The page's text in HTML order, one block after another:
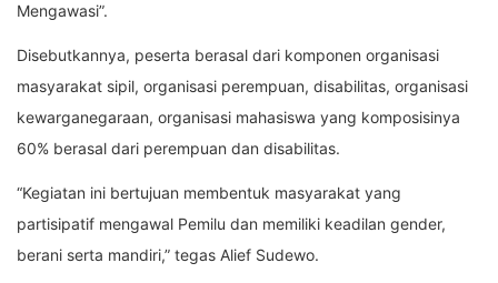
Mengawasi”.
Disebutkannya, peserta berasal dari komponen organisasi
masyarakat sipil, organisasi perempuan, disabilitas, organisasi
kewarganegaraan, organisasi mahasiswa yang komposisinya
60% berasal dari perempuan dan disabilitas.
“Kegiatan ini bertujuan membentuk masyarakat yang
partisipatif mengawal Pemilu dan memiliki keadilan gender,
berani serta mandiri,” tegas Alief Sudewo.